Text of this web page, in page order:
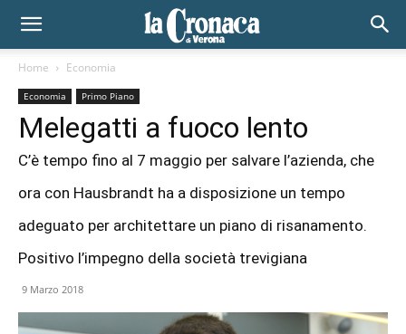
Home Economia
Economia Primo Piano
Melegatti a fuoco lento
C’è tempo fino al 7 maggio per salvare l’azienda, che
ora con Hausbrandt ha a disposizione un tempo
adeguato per architettare un piano di risanamento.
Positivo l’impegno della società trevigiana
9 Marzo 2018